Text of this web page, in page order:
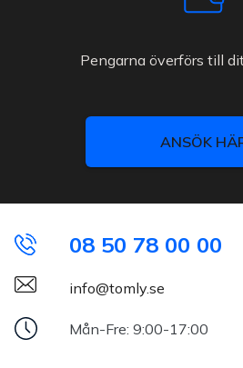
Pengarna överförs till
ANSÖK
08 50 78 00 00
info@tomly.se
Mån-Fre: 9:00-17:00